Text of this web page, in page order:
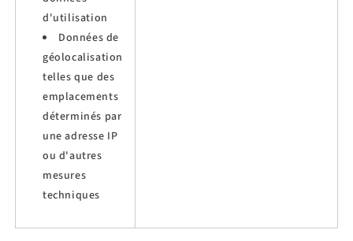
d'utilisation
Données de
géolocalisation
telles que des
emplacements
déterminés par
une adresse IP
ou d'autres
mesures
techniques